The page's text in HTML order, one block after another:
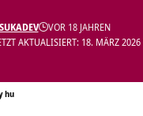
AKTUALISIERT: 18. MÄRZ 2026
VOR 18 JAHREN
hu